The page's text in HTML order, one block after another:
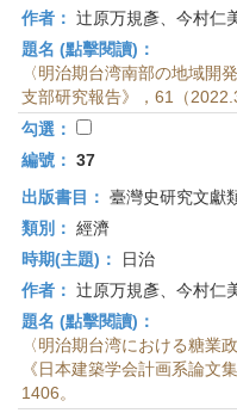
作者： 辻原万規彥、今村仁
題名 (點擊閱讀)：
〈明治期台湾南部の地域開
支部研究報告》，61（
勾選：
編號： 37
出版書目： 臺灣史研究文獻
類別： 經濟
時期(主題)：
日治
作者： 辻原万規彥、今村仁
題名 (點擊閱讀)：
〈明治期台湾における糖業
《日本建築学会計画系論文
1406。